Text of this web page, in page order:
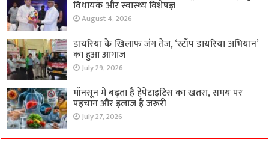
विधायक और स्वास्थ्य विशेषज्ञ
August 4, 2026
डायरिया के खिलाफ जंग तेज, ‘स्टॉप डायरिया अभियान’
का हुआ आगाज
July 29, 2026
मॉनसून में बढ़ता है हेपेटाइटिस का खतरा, समय पर
पहचान और इलाज है जरूरी
July 27, 2026